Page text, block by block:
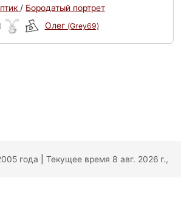
/ Бородатый портрет
Олег (Grey69)
года Текущее время 8 авг. 2026 г.,